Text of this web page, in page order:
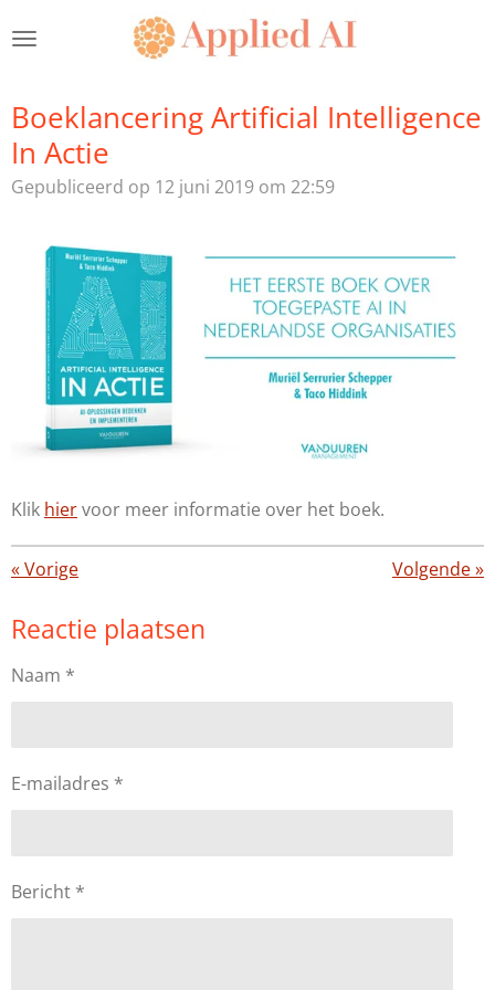
direct
hoofdinhoud
Boeklancering Artificial Intelligence
In Actie
Gepubliceerd op 12 juni 2019 om 22:59
Klik hiervoor meer informatie over het boek.
«Vorige Volgende»
Reactie plaatsen
Naam *
E-mailadres *
Bericht *